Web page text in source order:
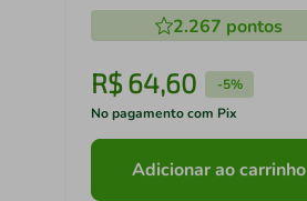
2.267 pontos
R$ 64,60 -5%
No pagamento com Pix
Adicionar ao carrinho